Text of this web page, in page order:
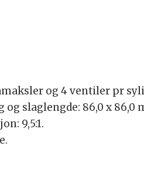
og 4 ventiler pr
slaglengde: 86,0 x 86,0
9,5:1.